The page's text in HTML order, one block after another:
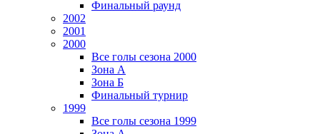
Финальный раунд
2002
2001
2000
Все голы сезона 2000
Зона А
Зона Б
Финальный турнир
1999
Все голы сезона 1999